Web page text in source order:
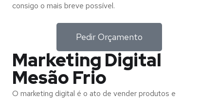
consigo o mais breve possível.
Pedir Orçamento
Marketing Digital
Mesão Frio
O marketing digital é o ato de vender produtos e